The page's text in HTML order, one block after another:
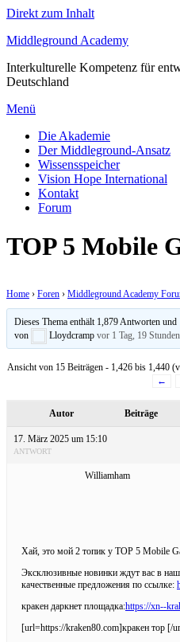
Direkt zum Inhalt
Middleground Academy
Interkulturelle Kompetenz für
Deutschland
Menü
Die Akademie
Der Middleground-Ansatz
Wissensspeicher
Vision Hope International
Kontakt
Forum
TOP 5 Mobile
Home › Foren › Middleground Academy
Dieses Thema enthält 1,879 Antworten
von
Lloydcrampvor 1 Tag, 19 Stunden
Ansicht von 15 Beiträgen - 1,426 bis 1,440
←
Autor Beiträge
17. März 2025 um 15:10
ANTWORT
Williamham
Хай, это мой 2 топик у TOP 5 Mobile
Эксклюзивные новинки ждут вас в
качественные предложения по ссылке:
кракен даркнет площадка:https://xn--
[url=https://kraken80.com]кракен тор [/